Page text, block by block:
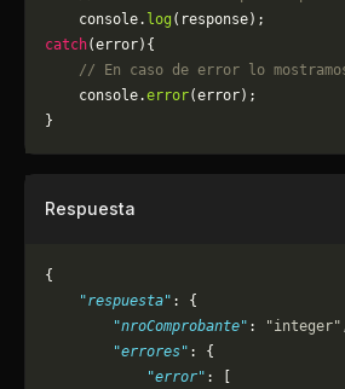
    console.
log (response);
catch(error){
// En caso de error lo
	console.
error(error);
}
Respuesta
{
    "respuesta"
: {
        "nroComprobante"
: "integer"
        "errores"
: {
            "error"
: [